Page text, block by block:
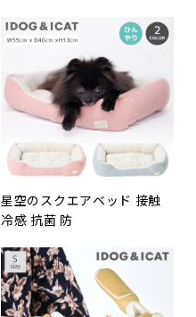
星空のスクエアベッド 接触
冷感 抗菌 防